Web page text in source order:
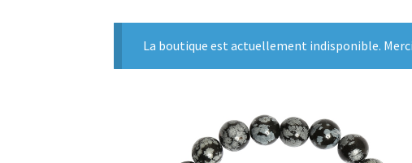
La boutique est actuellement indisponible.